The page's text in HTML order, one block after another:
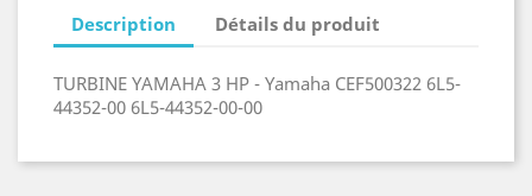
Description Détails du produit
TURBINE YAMAHA 3 HP - Yamaha CEF500322 6L5-
44352-00 6L5-44352-00-00